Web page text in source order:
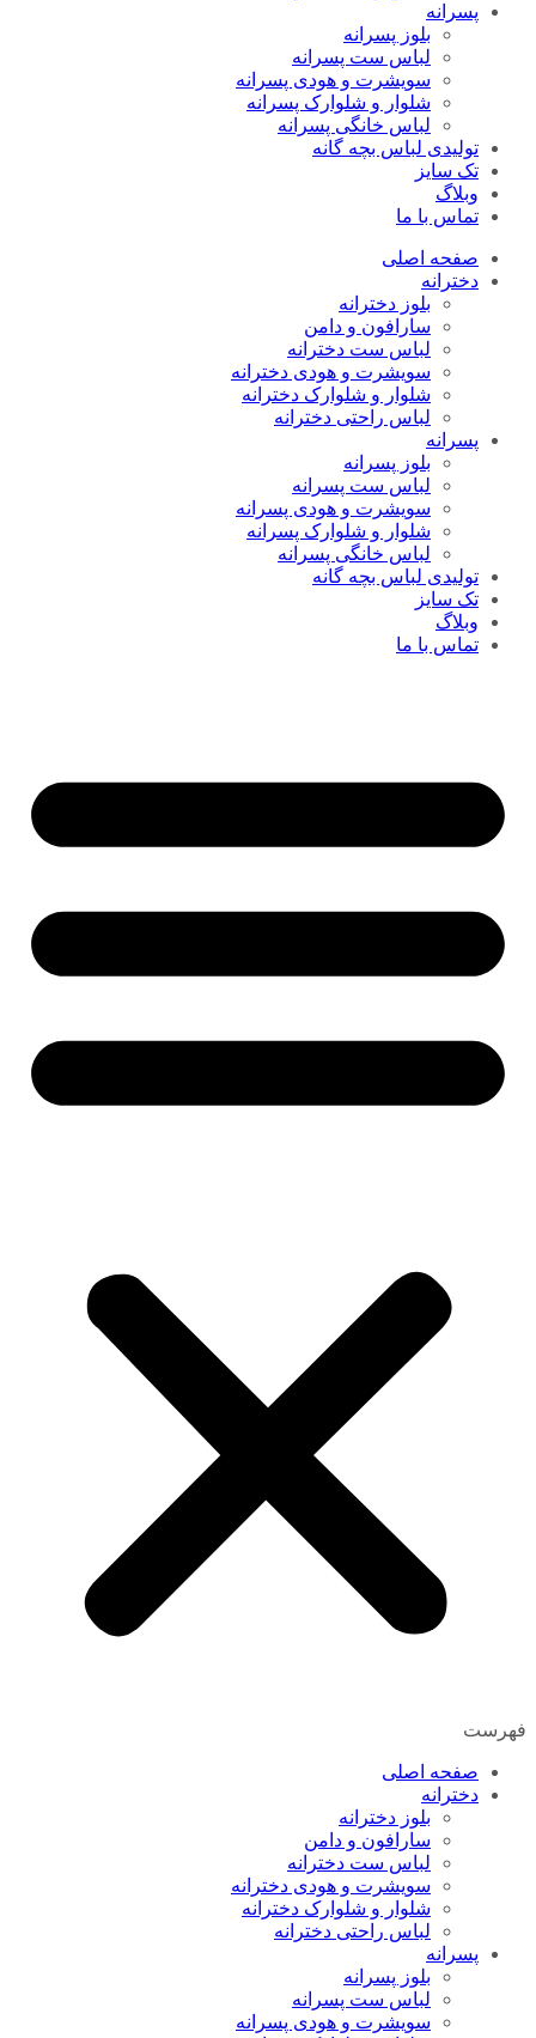
پسرانه
بلوز پسرانه
لباس ست پسرانه
سویشرت و هودی پسرانه
شلوار و شلوارک پسرانه
لباس خانگی پسرانه
تولیدی لباس بچه گانه
تک سایز
وبلاگ
تماس با ما
صفحه اصلی
دخترانه
بلوز دخترانه
سارافون و دامن
لباس ست دخترانه
سویشرت و هودی دخترانه
شلوار و شلوارک دخترانه
لباس راحتی دخترانه
پسرانه
بلوز پسرانه
لباس ست پسرانه
سویشرت و هودی پسرانه
شلوار و شلوارک پسرانه
لباس خانگی پسرانه
تولیدی لباس بچه گانه
تک سایز
وبلاگ
تماس با ما
فهرست
صفحه اصلی
دخترانه
بلوز دخترانه
سارافون و دامن
لباس ست دخترانه
سویشرت و هودی دخترانه
شلوار و شلوارک دخترانه
لباس راحتی دخترانه
پسرانه
بلوز پسرانه
لباس ست پسرانه
سویشرت و هودی پسرانه